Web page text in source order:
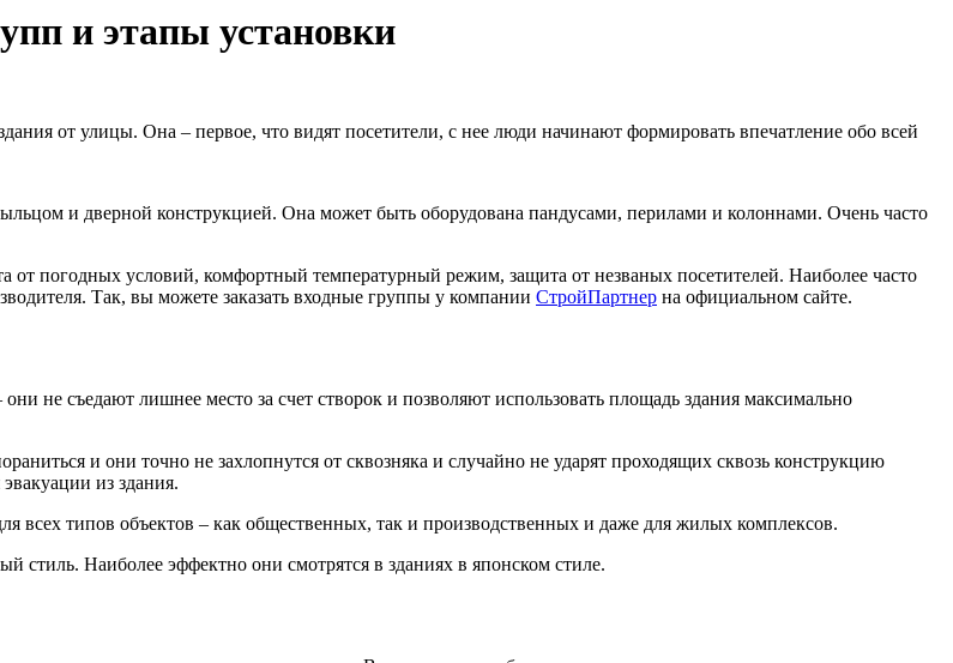
и этапы установки
от улицы. Она – первое, что видят посетители, с нее люди начинают формировать впечатление обо всей
и дверной конструкцией. Она может быть оборудована пандусами, перилами и колоннами. Очень часто
от погодных условий, комфортный температурный режим, защита от незваных посетителей. Наиболее часто
Так, вы можете заказать входные группы у компании СтройПартнер на официальном сайте.
не съедают лишнее место за счет створок и позволяют использовать площадь здания максимально
и они точно не захлопнутся от сквозняка и случайно не ударят проходящих сквозь конструкцию
из здания.
всех типов объектов – как общественных, так и производственных и даже для жилых комплексов.
стиль. Наиболее эффектно они смотрятся в зданиях в японском стиле.